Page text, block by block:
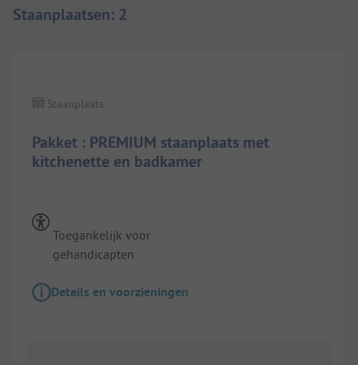
Staanplaatsen: 2
Pakket : PREMIUM staanplaats met
kitchenette en badkamer
Staanplaats
Toegankelijk voor
gehandicapten
Details en voorzieningen